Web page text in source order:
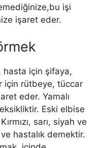
işi
işaret eder.
hasta için şifaya,
için rütbeye, tüccar
eder. Yamalı
Eski elbise
sarı, siyah ve
hastalık demektir.